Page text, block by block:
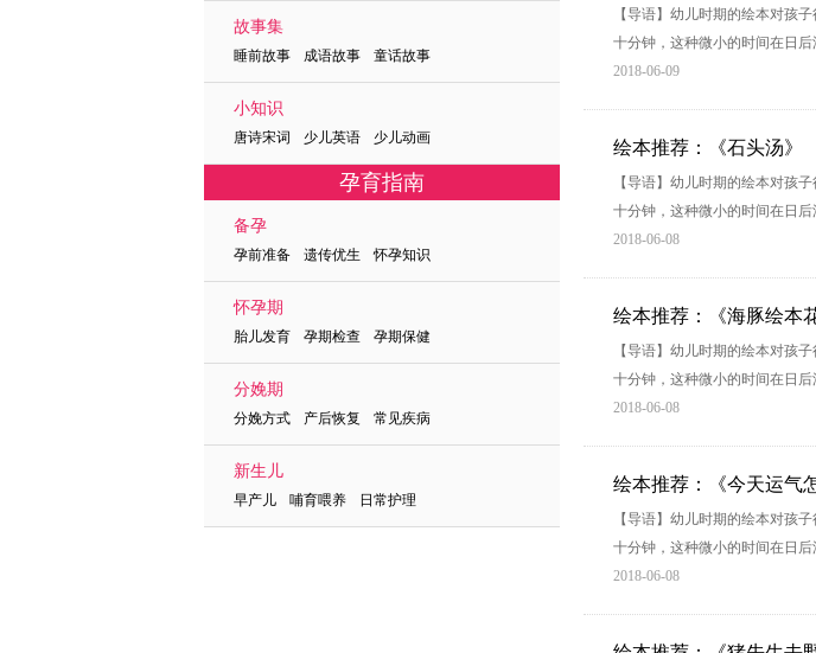
故事集
睡前故事 成语故事 童话故事
小知识
唐诗宋词 少儿英语 少儿动画
孕育指南
备孕
孕前准备 遗传优生 怀孕知识
怀孕期
胎儿发育 孕期检查 孕期保健
分娩期
分娩方式 产后恢复 常见疾病
新生儿
早产儿 哺育喂养 日常护理
【导语】幼儿时期的绘本对孩
十分钟，这种微小的时间在日
2018-06-09
绘本推荐：《石头汤》
【导语】幼儿时期的绘本对孩
十分钟，这种微小的时间在日
2018-06-08
绘本推荐：《海豚绘本
【导语】幼儿时期的绘本对孩
十分钟，这种微小的时间在日
2018-06-08
绘本推荐：《今天运气
【导语】幼儿时期的绘本对孩
十分钟，这种微小的时间在日
2018-06-08